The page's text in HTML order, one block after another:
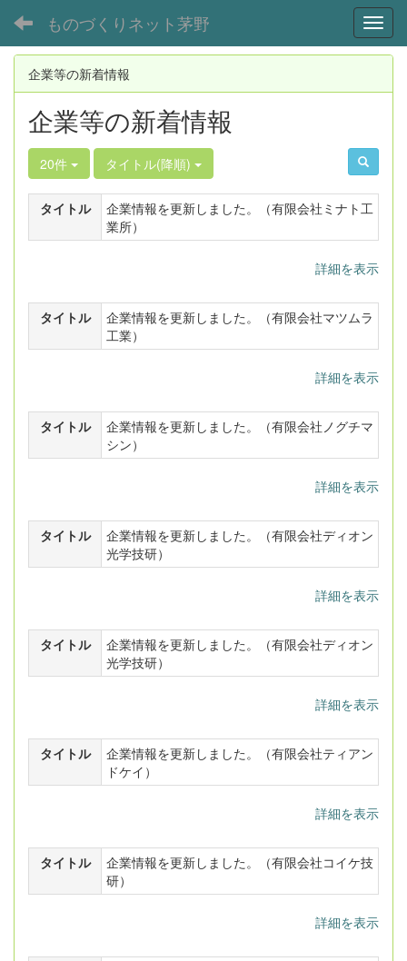
ものづくりネット茅野
企業等の新着情報
企業等の新着情報
20件 タイトル(降順)
タイトル
企業情報を更新しました。（有限会社ミナト工
業所）
詳細を表示
タイトル
企業情報を更新しました。（有限会社マツムラ
工業）
詳細を表示
タイトル
企業情報を更新しました。（有限会社ノグチマ
シン）
詳細を表示
タイトル
企業情報を更新しました。（有限会社ディオン
光学技研）
詳細を表示
タイトル
企業情報を更新しました。（有限会社ディオン
光学技研）
詳細を表示
タイトル
企業情報を更新しました。（有限会社ティアン
ドケイ）
詳細を表示
タイトル
企業情報を更新しました。（有限会社コイケ技
研）
詳細を表示